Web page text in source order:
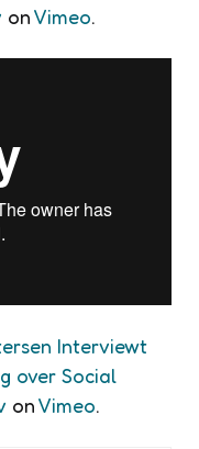
onVimeo.
Interviewt
over Social
onVimeo.